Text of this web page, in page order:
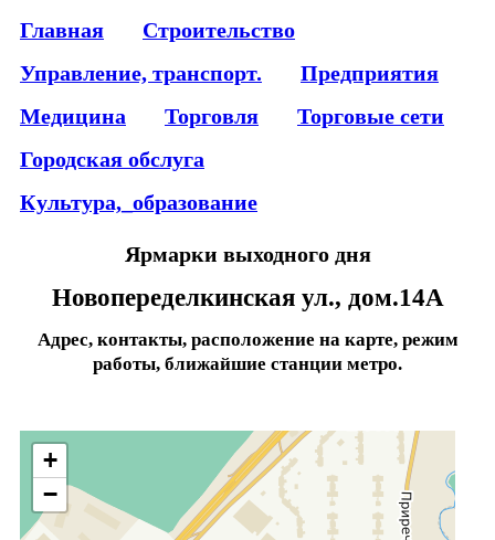
Главная
Строительство
Управление, транспорт.
Предприятия
Медицина
Торговля
Торговые сети
Городская обслуга
Культура,_образование
Ярмарки выходного дня
Новопеределкинская ул., дом.14А
Адрес, контакты, расположение на карте, режим
работы, ближайшие станции метро.
+
−